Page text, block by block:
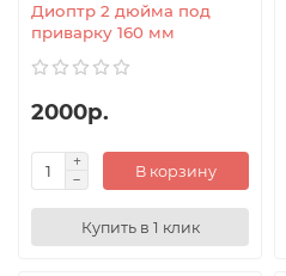
Диоптр 2 дюйма под
приварку 160 мм
2000р.
В корзину
Купить в 1 клик